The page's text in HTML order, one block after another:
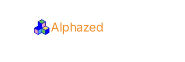
Alphazed